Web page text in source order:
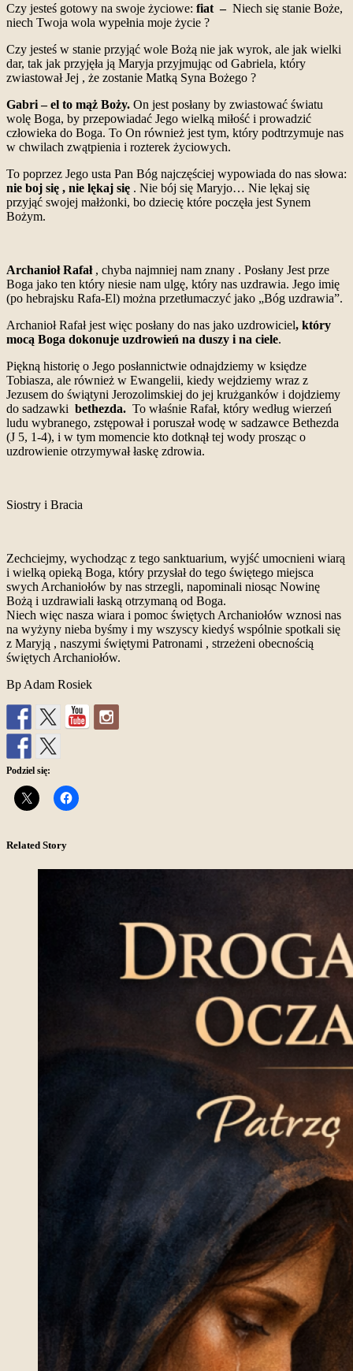
Czy jesteś gotowy na swoje życiowe: fiat – Niech się stanie Boże,
niech Twoja wola wypełnia moje życie ?
Czy jesteś w stanie przyjąć wole Bożą nie jak wyrok, ale jak wielki
dar, tak jak przyjęła ją Maryja przyjmując od Gabriela, który
zwiastował Jej , że zostanie Matką Syna Bożego ?
Gabri – el to mąż Boży. On jest posłany by zwiastować światu
wolę Boga, by przepowiadać Jego wielką miłość i prowadzić
człowieka do Boga. To On również jest tym, który podtrzymuje nas
w chwilach zwątpienia i rozterek życiowych.
To poprzez Jego usta Pan Bóg najczęściej wypowiada do nas słowa:
nie boj się , nie lękaj się . Nie bój się Maryjo… Nie lękaj się
przyjąć swojej małżonki, bo dziecię które poczęła jest Synem
Bożym.
Archanioł Rafał, chyba najmniej nam znany . Posłany Jest prze
Boga jako ten który niesie nam ulgę, który nas uzdrawia. Jego imię
(po hebrajsku Rafa-El) można przetłumaczyć jako „Bóg uzdrawia”.
Archanioł Rafał jest więc posłany do nas jako uzdrowiciel, który
mocą Boga dokonuje uzdrowień na duszy i na ciele.
Piękną historię o Jego posłannictwie odnajdziemy w księdze
Tobiasza, ale również w Ewangelii, kiedy wejdziemy wraz z
Jezusem do świątyni Jerozolimskiej do jej krużganków i dojdziemy
do sadzawki bethezda. To właśnie Rafał, który według wierzeń
ludu wybranego, zstępował i poruszał wodę w sadzawce Bethezda
(J 5, 1-4), i w tym momencie kto dotknął tej wody prosząc o
uzdrowienie otrzymywał łaskę zdrowia.
Siostry i Bracia
Zechciejmy, wychodząc z tego sanktuarium, wyjść umocnieni wiarą
i wielką opieką Boga, który przysłał do tego świętego miejsca
swych Archaniołów by nas strzegli, napominali niosąc Nowinę
Bożą i uzdrawiali łaską otrzymaną od Boga.
Niech więc nasza wiara i pomoc świętych Archaniołów wznosi nas
na wyżyny nieba byśmy i my wszyscy kiedyś wspólnie spotkali się
z Maryją , naszymi świętymi Patronami , strzeżeni obecnością
świętych Archaniołów.
Bp Adam Rosiek
Podziel się:
Related Story